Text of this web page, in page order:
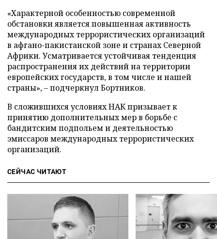
«Характерной особенностью современной
обстановки является повышенная активность
международных террористических организаций
в афгано-пакистанской зоне и странах Северной
Африки. Усматривается устойчивая тенденция
распространения их действий на территории
европейских государств, в том числе и нашей
страны», – подчеркнул Бортников.
В сложившихся условиях НАК призывает к
принятию дополнительных мер в борьбе с
бандитским подпольем и деятельностью
эмиссаров международных террористических
организаций.
СЕЙЧАС ЧИТАЮТ